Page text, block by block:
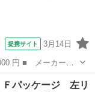
提携サイト 3月14日
ド名： Ｇ Ｆパッ
デッキ 社外１４イ
Ｆパッケージ 左リ